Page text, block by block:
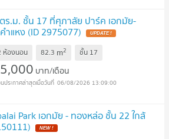
ร.ม. ชั้น 17 ที่ศุภาลัย ปาร์ค เอกมัย-
ำแหง (ID 2975077)
ห้องนอน 82.3 m2 ชั้น 17
บาท/เดือน
06/08/2026 13:09:00
Park เอกมัย - ทองหล่อ ชั้น 22 ใกล้